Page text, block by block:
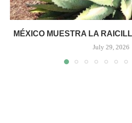
MÉXICO MUESTRA LA
July 29, 2026